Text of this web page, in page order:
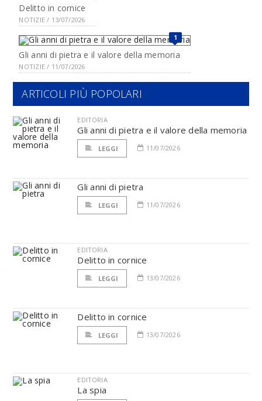
Delitto in cornice
NOTIZIE / 13/07/2026
1
Gli anni di pietra e il valore della memoria
NOTIZIE / 11/07/2026
ARTICOLI PIÙ POPOLARI
EDITORIA
Gli anni di pietra e il valore della memoria
LEGGI 11/07/2026
Gli anni di pietra
LEGGI 11/07/2026
EDITORIA
Delitto in cornice
LEGGI 13/07/2026
Delitto in cornice
LEGGI 13/07/2026
EDITORIA
La spia